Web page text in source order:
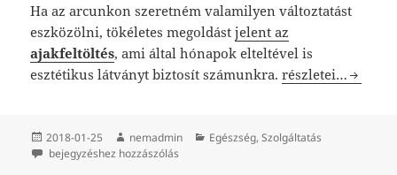
Ha az arcunkon szeretném valamilyen változtatást
eszközölni, tökéletes megoldástjelent az
ajakfeltöltés, ami által hónapok elteltével is
esztétikus látványt biztosít számunkra.Ha gyönyörű
részletei…
Közzétéve
2018-01-25 Szerző
nemadmin Kategória
Egészség,Szolgáltatás
Ha gyönyörű ajkakra vágyik
bejegyzéshez hozzászólás